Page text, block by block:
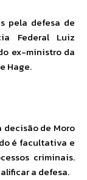
pela defesa de
Federal Luiz
ex-ministro da
Hage.
decisão de Moro
é facultativa e
criminais.
a defesa.